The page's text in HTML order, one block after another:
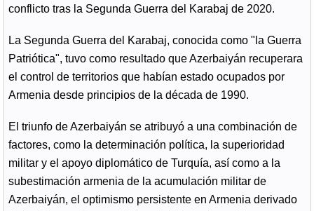
conflicto tras la Segunda Guerra del Karabaj de 2020.
La Segunda Guerra del Karabaj, conocida como "la Guerra
Patriótica", tuvo como resultado que Azerbaiyán recuperara
el control de territorios que habían estado ocupados por
Armenia desde principios de la década de 1990.
El triunfo de Azerbaiyán se atribuyó a una combinación de
factores, como la determinación política, la superioridad
militar y el apoyo diplomático de Turquía, así como a la
subestimación armenia de la acumulación militar de
Azerbaiyán, el optimismo persistente en Armenia derivado